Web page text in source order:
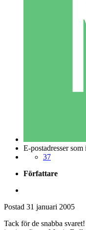
E-postadresser
37
Författare
Postad 31 januari 2005
Tack för de snabba